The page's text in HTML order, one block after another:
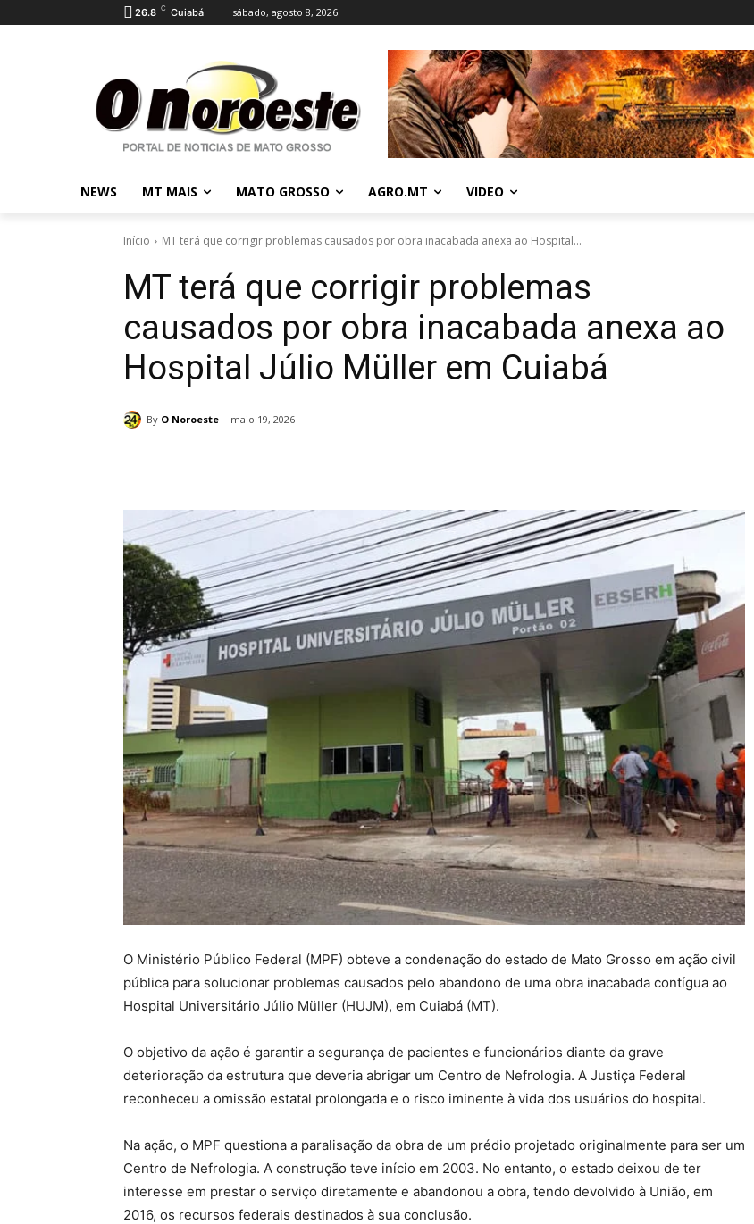
26.8 C Cuiabá sábado, agosto 8, 2026
NEWS MT MAIS MATO GROSSO AGRO.MT VIDEO
Início MT terá que corrigir problemas causados por obra inacabada anexa ao Hospital...
MT terá que corrigir problemas
causados por obra inacabada anexa ao
Hospital Júlio Müller em Cuiabá
By O Noroeste maio 19, 2026
O Ministério Público Federal (MPF) obteve a condenação do estado de Mato Grosso em ação civil
pública para solucionar problemas causados pelo abandono de uma obra inacabada contígua ao
Hospital Universitário Júlio Müller (HUJM), em Cuiabá (MT).
O objetivo da ação é garantir a segurança de pacientes e funcionários diante da grave
deterioração da estrutura que deveria abrigar um Centro de Nefrologia. A Justiça Federal
reconheceu a omissão estatal prolongada e o risco iminente à vida dos usuários do hospital.
Na ação, o MPF questiona a paralisação da obra de um prédio projetado originalmente para ser um
Centro de Nefrologia. A construção teve início em 2003. No entanto, o estado deixou de ter
interesse em prestar o serviço diretamente e abandonou a obra, tendo devolvido à União, em
2016, os recursos federais destinados à sua conclusão.